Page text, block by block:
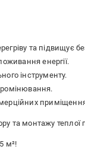
та підвищує
енергії.
інструменту.
та монтажу теплої
м²!